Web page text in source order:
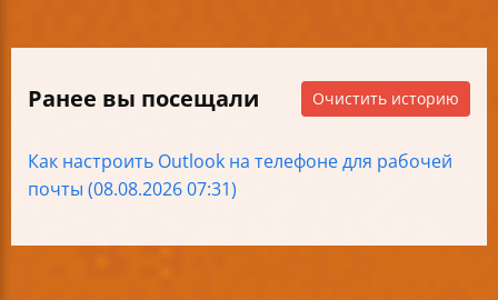
Ранее вы посещали Очистить историю
Как настроить Outlook на телефоне для рабочей
почты (08.08.2026 07:31)